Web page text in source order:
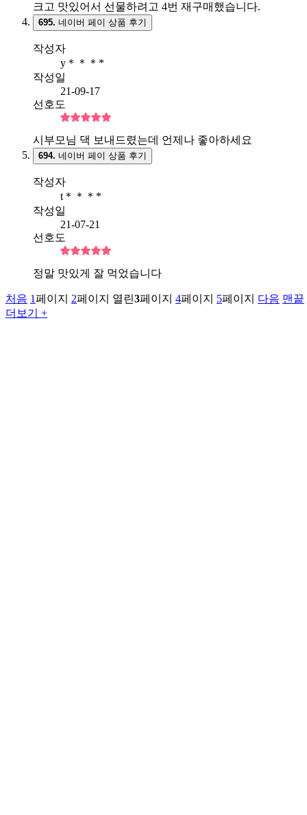
크고 맛있어서 선물하려고 4번 재구매했습니다.
695. 네이버 페이 상품 후기
작성자
y＊＊＊*
작성일
21-09-17
선호도
시부모님 댁 보내드렸는데 언제나 좋아하세요
694. 네이버 페이 상품 후기
작성자
t＊＊＊*
작성일
21-07-21
선호도
정말 맛있게 잘 먹었습니다
처음 1페이지 2페이지 열린3페이지 4페이지 5페이지 다음 맨끝
더보기 +